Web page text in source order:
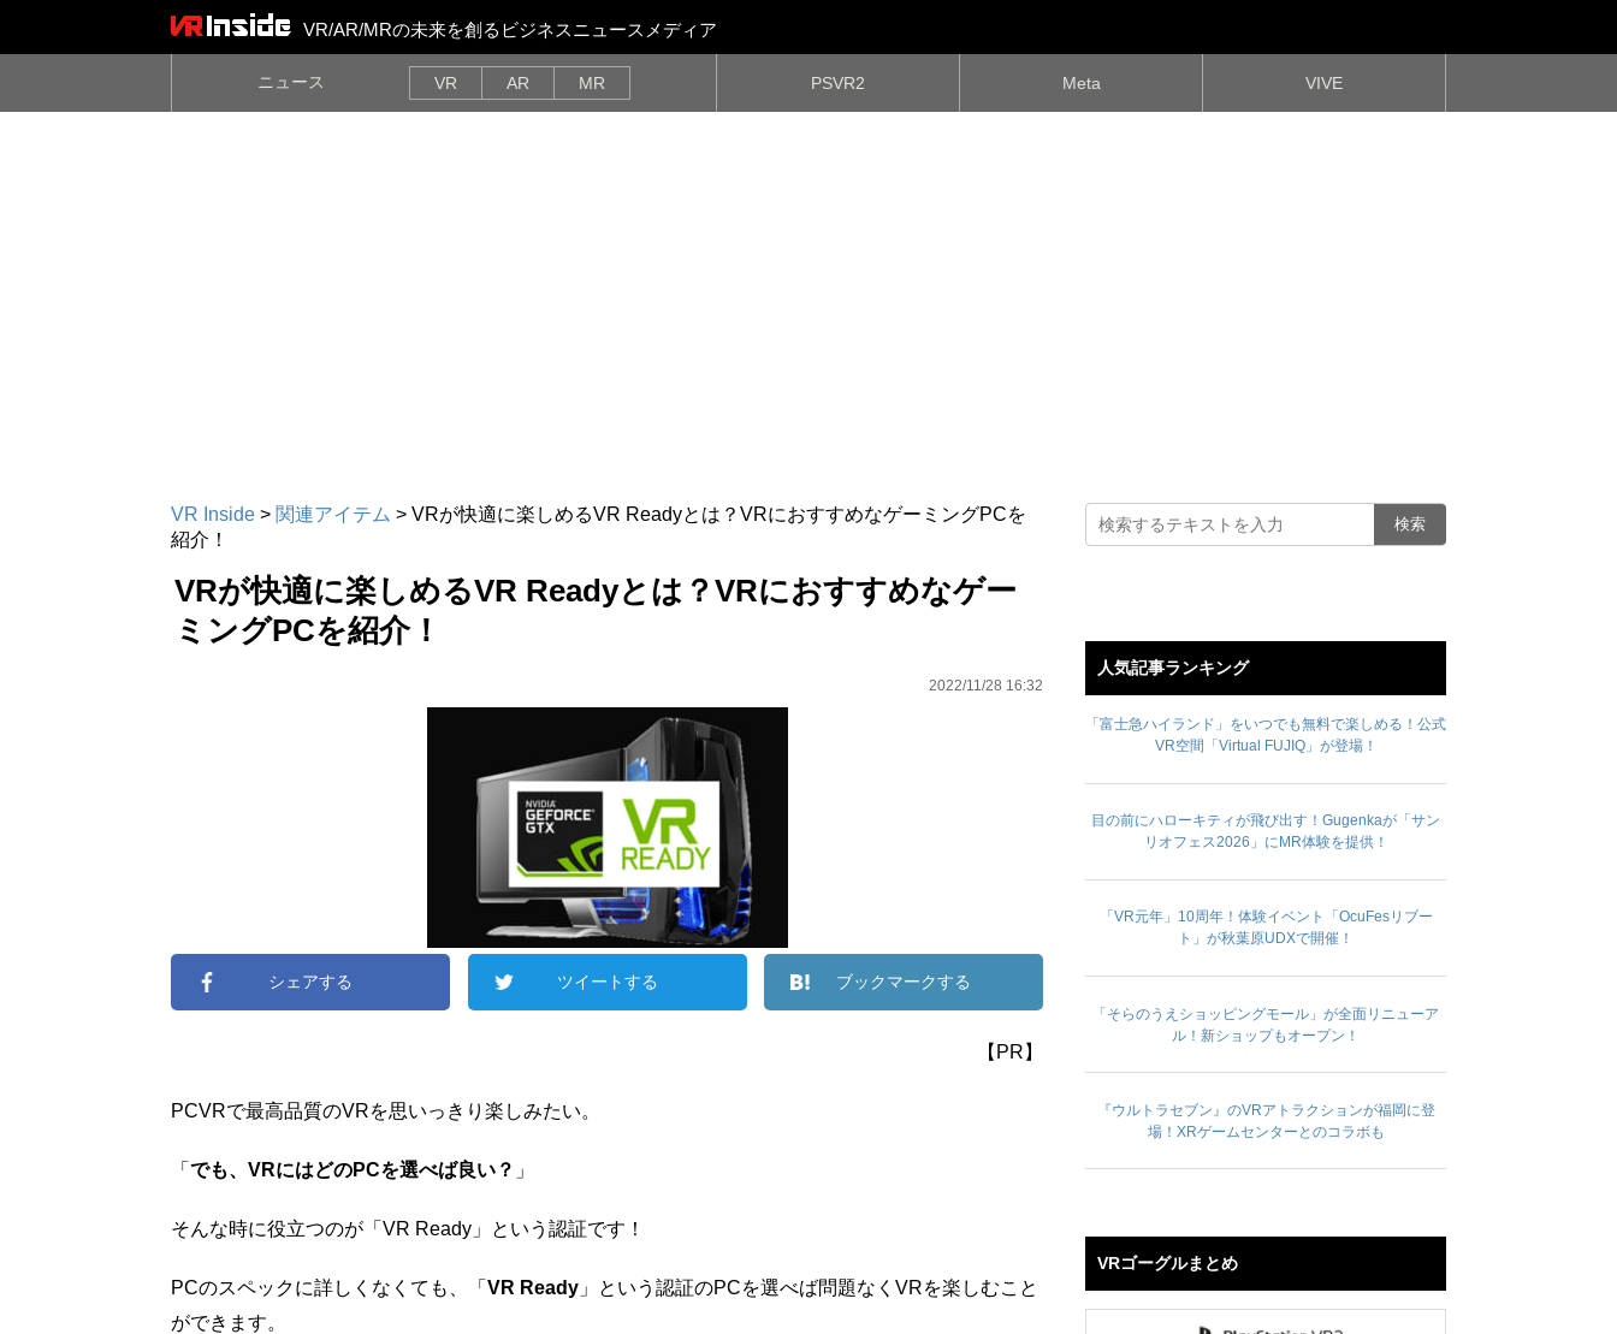
VR/AR/MRの未来を創るビジネスニュースメディア
ニュース VR AR MR PSVR2 Meta VIVE
VR Inside > 関連アイテム > VRが快適に楽しめるVR Readyとは？VRにおすすめなゲーミングPCを
紹介！
VRが快適に楽しめるVR Readyとは？VRにおすすめなゲー
ミングPCを紹介！
2022/11/28 16:32
シェアする ツイートする ブックマークする
【PR】
PCVRで最高品質のVRを思いっきり楽しみたい。
「でも、VRにはどのPCを選べば良い？ 」
そんな時に役立つのが「VR Ready」という認証です！
PCのスペックに詳しくなくても、「VR Ready 」という認証のPCを選べば問題なくVRを楽しむこと
ができます。
人気記事ランキング
「富士急ハイランド」をいつでも無料で楽しめる！公式
VR空間「Virtual FUJIQ」が登場！
目の前にハローキティが飛び出す！Gugenkaが「サン
リオフェス2026」にMR体験を提供！
「VR元年」10周年！体験イベント「OcuFesリブー
ト」が秋葉原UDXで開催！
「そらのうえショッピングモール」が全面リニューア
ル！新ショップもオープン！
『ウルトラセブン』のVRアトラクションが福岡に登
場！XRゲームセンターとのコラボも
VRゴーグルまとめ